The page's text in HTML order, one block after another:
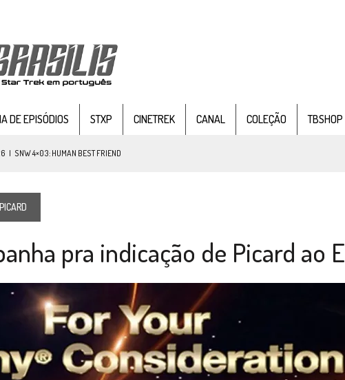
DE EPISÓDIOS STXP CINETREK CANAL COLEÇÃO TBSHOP
| SNW 4×03: HUMAN BEST FRIEND
“HIDE AND Q” (TNG 1×09)
DO TERCEIRO EPISÓDIO DA 4ª TEMPORADA DE STRANGE NEW WORDS
E CBS DERRUBAM NOVO VÍDEO DO FILME DE FÃS AXANAR HORAS APÓS ESTREIA
STAR TREK: STRANGE NEW WORLDS – “THE GRIFFIN INCIDENT” (4×02)
NEW WORLDS ENCARA O FIM DE UMA ERA NA SDCC
| QUATRO EPISÓDIOS DESTAR TREKSOBRE DIFERENTES PONTOS DE VISTA
| SEIS EPISÓDIOS DESTAR TREKSOBRE PATERNIDADE
PICARD
pra indicação de Picard ao